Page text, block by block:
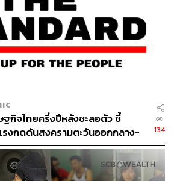
ฐกิจไทยครึ่งปีหลังชะลอตัว ชี้
งกดดันสงครามตะวันออกกลาง-
อกใหม่
134